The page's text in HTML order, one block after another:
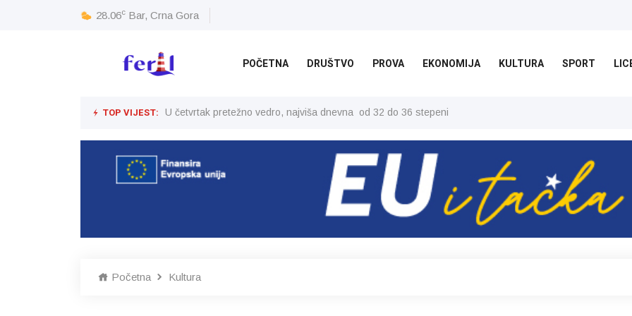
28.06c Bar, Crna Gora
POČETNA DRUŠTVO PROVA EKONOMIJA KULTURA SPORT
TOP VIJEST: U četvrtak pretežno vedro, najviša dnevna od 32 do 36 stepeni
Početna Kultura